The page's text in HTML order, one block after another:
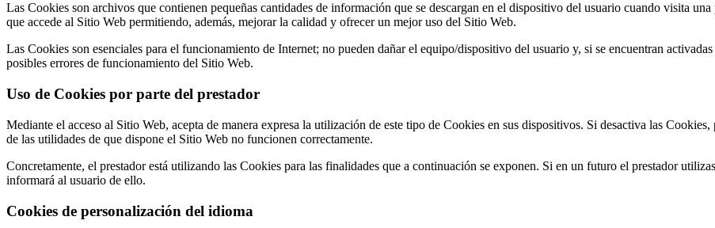
Las Cookies son archivos que contienen pequeñas cantidades de información que se descargan en el dispositivo del usuario cuando visita
que accede al Sitio Web permitiendo, además, mejorar la calidad y ofrecer un mejor uso del Sitio Web.
Las Cookies son esenciales para el funcionamiento de Internet; no pueden dañar el equipo/dispositivo del usuario y, si se encuentran
posibles errores de funcionamiento del Sitio Web.
Uso de Cookies por parte del prestador
Mediante el acceso al Sitio Web, acepta de manera expresa la utilización de este tipo de Cookies en sus dispositivos. Si desactiva las
de las utilidades de que dispone el Sitio Web no funcionen correctamente.
Concretamente, el prestador está utilizando las Cookies para las finalidades que a continuación se exponen. Si en un futuro el prestador
informará al usuario de ello.
Cookies de personalización del idioma